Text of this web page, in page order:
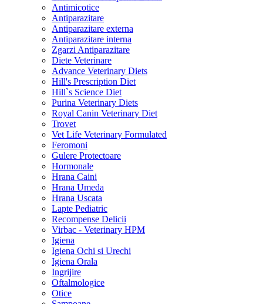
Antimicotice
Antiparazitare
Antiparazitare externa
Antiparazitare interna
Zgarzi Antiparazitare
Diete Veterinare
Advance Veterinary Diets
Hill's Prescription Diet
Hill`s Science Diet
Purina Veterinary Diets
Royal Canin Veterinary Diet
Trovet
Vet Life Veterinary Formulated
Feromoni
Gulere Protectoare
Hormonale
Hrana Caini
Hrana Umeda
Hrana Uscata
Lapte Pediatric
Recompense Delicii
Virbac - Veterinary HPM
Igiena
Igiena Ochi si Urechi
Igiena Orala
Ingrijire
Oftalmologice
Otice